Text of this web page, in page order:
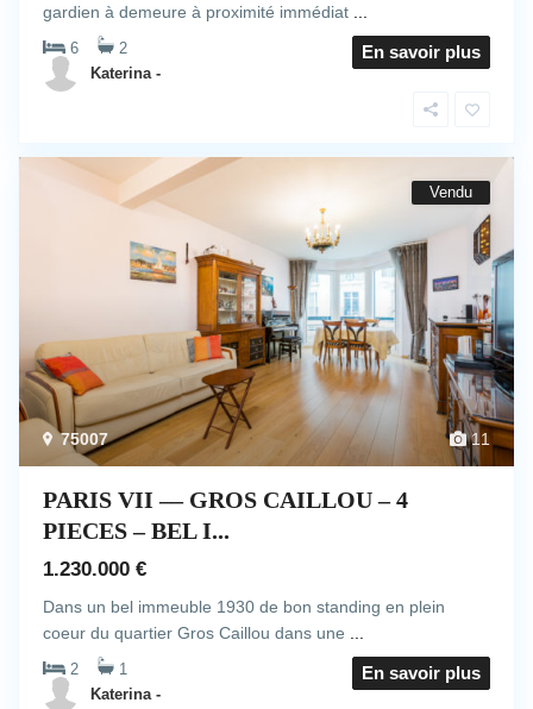
gardien à demeure à proximité immédiat
6 2 En savoir plus
Katerina -
11
75007
Vendu
PARIS VII –– GROS CAILLOU – 4
PIECES – BEL I...
1.230.000 €
Dans un bel immeuble 1930 de bon standing en plein
coeur du quartier Gros Caillou dans une
2 1 En savoir plus
Katerina -